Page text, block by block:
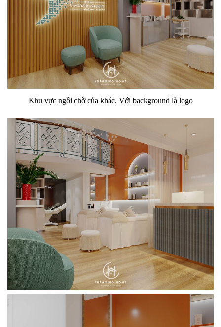
Khu vực ngồi chờ của khác. Với background là logo